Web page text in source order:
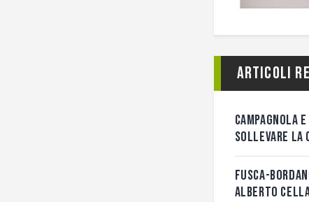
Articoli
CAMPAGNOLA
SOLLEVARE LA
FUSCA-
ALBERTO